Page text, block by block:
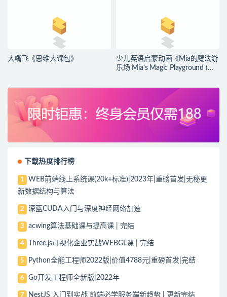
大嘴飞《思维大课包》
少儿英语启蒙动画《Mia的魔法游
乐场 Mia’s Magic Playground (动
下载热度排行榜
1
WEB前端线上系统课(20k+标准)|2023年|重磅首发|无秘更
新数据结构与算法
2 深蓝CUDA入门与深度神经网络加速
3 acwing算法基础课与提高课 | 完结
4 Three.js可视化企业实战WEBGL课 | 完结
5 Python全能工程师2022版|价值4788元|重磅首发|完结
6 Go开发工程师全新版|2022年
7 NestJS 入门到实战 前端必学服务端新趋势 | 更新完结